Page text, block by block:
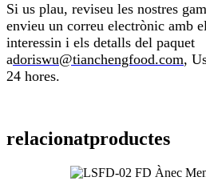
Si us plau, reviseu les nostres
envieu un correu electrònic amb
interessin i els detalls del paquet
adoriswu@tianchengfood.com,
24 hores.
relacionatproductes